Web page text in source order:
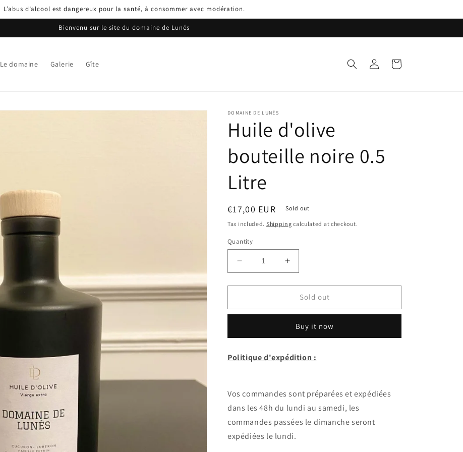
L’abus d’alcool est dangereux pour la santé, à consommer avec modération.
Bienvenu sur le site du domaine de Lunés
Le domaine Galerie Gîte
Log
in
Cart
DOMAINE DE LUNÉS
Huile d'olive
bouteille noire 0.5
Litre
Regular
price
€17,00 EUR Sold out
Tax included. Shipping calculated at checkout.
Quantity
Decrease
quantity
for
d&#39;olive
0.5
Increase
quantity
for
Huile
d&#39;olive
noire
0.5
Sold out
Buy it now
Politique d'expédition :
Vos commandes sont préparées et expédiées
dans les 48h du lundi au samedi, les
commandes passées le dimanche seront
expédiées le lundi.